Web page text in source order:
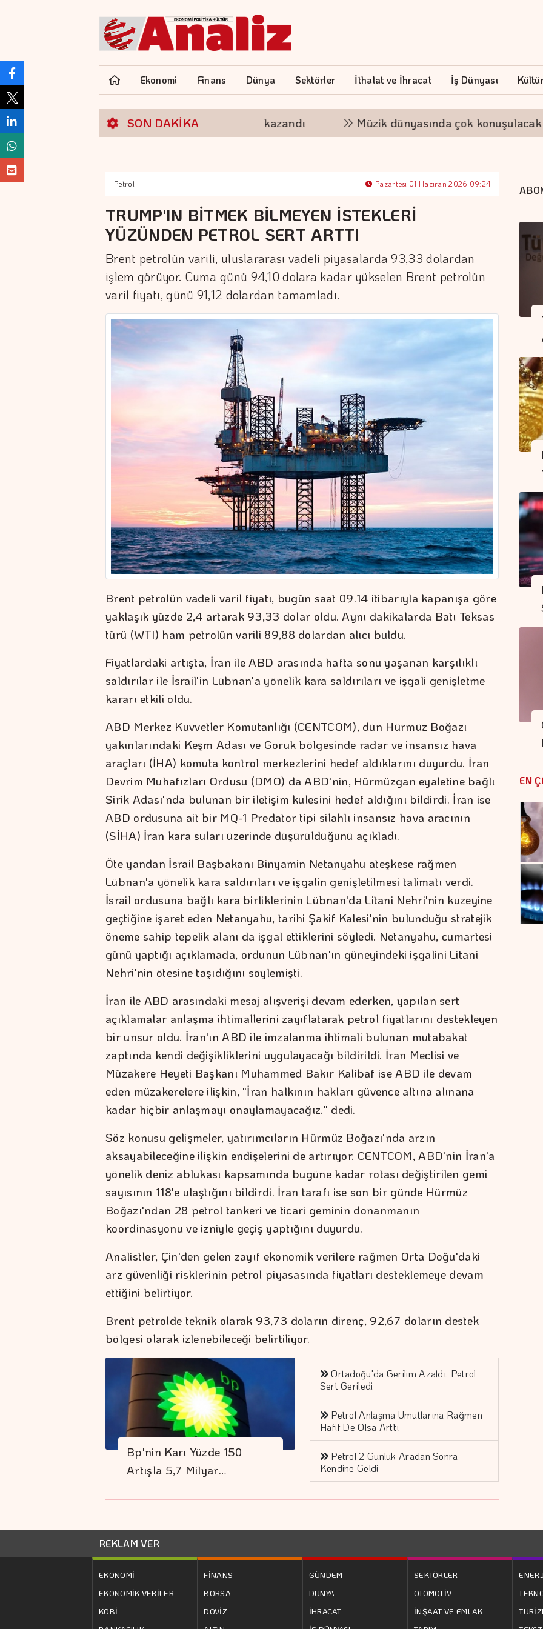
Ekonomi Finans Dünya Sektörler İthalat ve İhracat İş Dünyası
SON DAKİKA
Borsa günün ilk yarısında değer kazandı Müzik dünyasında çok konuşulacak
Petrol Pazartesi 01 Haziran 2026 09:24
TRUMP'IN BİTMEK BİLMEYEN İSTEKLERİ
YÜZÜNDEN PETROL SERT ARTTI
Brent petrolün varili, uluslararası vadeli piyasalarda 93,33 dolardan
işlem görüyor. Cuma günü 94,10 dolara kadar yükselen Brent petrolün
varil fiyatı, günü 91,12 dolardan tamamladı.
Brent petrolün vadeli varil fiyatı, bugün saat 09.14 itibarıyla kapanışa göre
yaklaşık yüzde 2,4 artarak 93,33 dolar oldu. Aynı dakikalarda Batı Teksas
türü (WTI) ham petrolün varili 89,88 dolardan alıcı buldu.
Fiyatlardaki artışta, İran ile ABD arasında hafta sonu yaşanan karşılıklı
saldırılar ile İsrail'in Lübnan'a yönelik kara saldırıları ve işgali genişletme
kararı etkili oldu.
ABD Merkez Kuvvetler Komutanlığı (CENTCOM), dün Hürmüz Boğazı
yakınlarındaki Keşm Adası ve Goruk bölgesinde radar ve insansız hava
araçları (İHA) komuta kontrol merkezlerini hedef aldıklarını duyurdu. İran
Devrim Muhafızları Ordusu (DMO) da ABD'nin, Hürmüzgan eyaletine bağlı
Sirik Adası'nda bulunan bir iletişim kulesini hedef aldığını bildirdi. İran ise
ABD ordusuna ait bir MQ-1 Predator tipi silahlı insansız hava aracının
(SİHA) İran kara suları üzerinde düşürüldüğünü açıkladı.
Öte yandan İsrail Başbakanı Binyamin Netanyahu ateşkese rağmen
Lübnan'a yönelik kara saldırıları ve işgalin genişletilmesi talimatı verdi.
İsrail ordusuna bağlı kara birliklerinin Lübnan'da Litani Nehri'nin kuzeyine
geçtiğine işaret eden Netanyahu, tarihi Şakif Kalesi'nin bulunduğu stratejik
öneme sahip tepelik alanı da işgal ettiklerini söyledi. Netanyahu, cumartesi
günü yaptığı açıklamada, ordunun Lübnan'ın güneyindeki işgalini Litani
Nehri'nin ötesine taşıdığını söylemişti.
İran ile ABD arasındaki mesaj alışverişi devam ederken, yapılan sert
açıklamalar anlaşma ihtimallerini zayıflatarak petrol fiyatlarını destekleyen
bir unsur oldu. İran'ın ABD ile imzalanma ihtimali bulunan mutabakat
zaptında kendi değişikliklerini uygulayacağı bildirildi. İran Meclisi ve
Müzakere Heyeti Başkanı Muhammed Bakır Kalibaf ise ABD ile devam
eden müzakerelere ilişkin, "İran halkının hakları güvence altına alınana
kadar hiçbir anlaşmayı onaylamayacağız." dedi.
Söz konusu gelişmeler, yatırımcıların Hürmüz Boğazı'nda arzın
aksayabileceğine ilişkin endişelerini de artırıyor. CENTCOM, ABD'nin İran'a
yönelik deniz ablukası kapsamında bugüne kadar rotası değiştirilen gemi
sayısının 118'e ulaştığını bildirdi. İran tarafı ise son bir günde Hürmüz
Boğazı'ndan 28 petrol tankeri ve ticari geminin donanmanın
koordinasyonu ve izniyle geçiş yaptığını duyurdu.
Analistler, Çin'den gelen zayıf ekonomik verilere rağmen Orta Doğu'daki
arz güvenliği risklerinin petrol piyasasında fiyatları desteklemeye devam
ettiğini belirtiyor.
Brent petrolde teknik olarak 93,73 doların direnç, 92,67 doların destek
bölgesi olarak izlenebileceği belirtiliyor.
Bp'nin Karı Yüzde 150
Artışla 5,7 Milyar…
Ortadoğu'da Gerilim Azaldı, Petrol
Sert Geriledi
Petrol Anlaşma Umutlarına Rağmen
Hafif De Olsa Arttı
Petrol 2 Günlük Aradan Sonra
Kendine Geldi
EN
REKLAM VER
EKONOMİ
EKONOMİK VERİLER
KOBİ
FİNANS
BORSA
DÖVİZ
GÜNDEM
DÜNYA
İHRACAT
SEKTÖRLER
OTOMOTİV
İNŞAAT VE EMLAK